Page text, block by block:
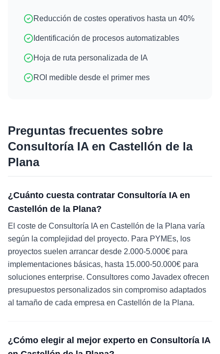
Reducción de costes operativos hasta un 40%
Identificación de procesos automatizables
Hoja de ruta personalizada de IA
ROI medible desde el primer mes
Preguntas frecuentes sobre
Consultoría IAen Castellón de la
Plana
¿Cuánto cuesta contratar Consultoría IA en
Castellón de la Plana?
El coste de Consultoría IA en Castellón de la Plana varía
según la complejidad del proyecto. Para PYMEs, los
proyectos suelen arrancar desde 2.000-5.000€ para
implementaciones básicas, hasta 15.000-50.000€ para
soluciones enterprise. Consultores como Javadex ofrecen
presupuestos personalizados sin compromiso adaptados
al tamaño de cada empresa en Castellón de la Plana.
¿Cómo elegir al mejor experto en Consultoría IA